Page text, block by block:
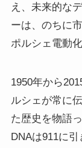
え、未来的な
ーは、のちに
ポルシェ電動
1950年から
ルシェが常に
た歴史を物語
DNAは911に